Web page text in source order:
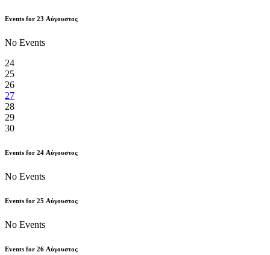
Events for 23 Αύγουστος
No Events
24
25
26
27
28
29
30
Events for 24 Αύγουστος
No Events
Events for 25 Αύγουστος
No Events
Events for 26 Αύγουστος